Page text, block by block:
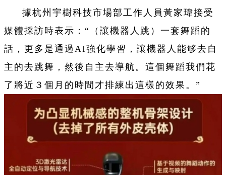
據杭州宇樹科技市場部工作人員黃家瑋接受
媒體採訪時表示：“（讓機器人跳）一套舞蹈的
話，更多是通過AI強化學習，讓機器人能够去自
主的去跳舞，然後自主去導航。這個舞蹈我們花
了將近３個月的時間才排練出這樣的效果。”